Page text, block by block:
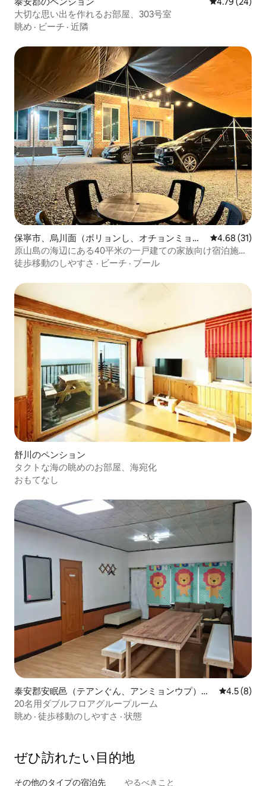
大切な思い出を作れるお部屋、303号室
眺め · ビーチ · 近隣
保寧市、烏川面（ボリョンし、オチョンミョ
ン）のペンション
レビュー31
4.68 (31)
原山島の海辺にある40平米の一戸建ての家族向け宿泊施
設、ヨンナムステイ/家族旅行、グループの集まり、12名様
徒歩移動のしやすさ · ビーチ · プール
舒川のペンション
タクトな海の眺めのお部屋、海宛化
おもてなし
泰安郡安眠邑（テアンぐん、アンミョンウプ）の
ペンション
レビュー8
4.5 (8)
20名用ダブルフロアグループルーム
眺め · 徒歩移動のしやすさ · 状態
ぜひ訪⁠れ⁠た⁠い目⁠的⁠地
その他のタ⁠イ⁠プ⁠の宿⁠泊⁠先 やるべきこと